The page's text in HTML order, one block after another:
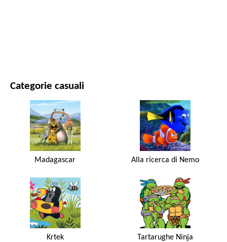
Categorie casuali
Madagascar Alla ricerca di Nemo
Krtek Tartarughe Ninja